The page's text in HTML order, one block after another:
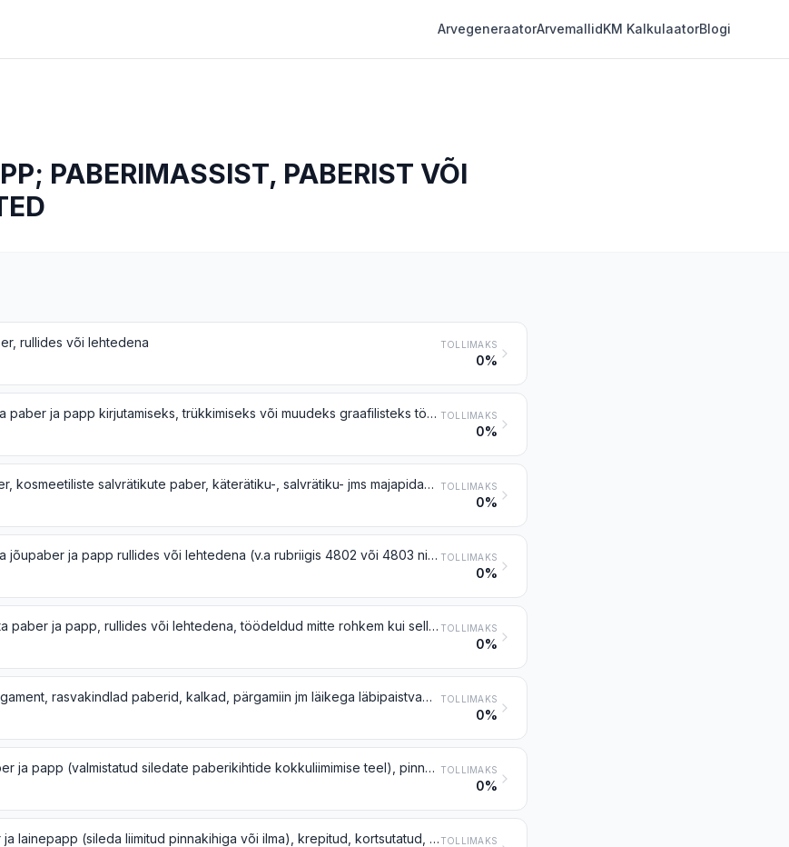
ArvegeneraatorArvemallidKM KalkulaatorBlogi
PABERIMASSIST, PABERIST VÕI
rullides või lehtedena TOLLIMAKS
0%
Pinnakatteta paber ja papp kirjutamiseks, trükkimiseks või muudeks graafilisteks töödeks, perforeerimata perfokaardid ja perfolindimaterjal, rullides või ristkülikukujuliste (k.a ruut) lehtedena, mis tahes formaadis, v.a rubriigis 4801 või 4803 kirjeldatud paber; käsitsi valmistatud paber ja papp TOLLIMAKS
0%
Tualettpaber, kosmeetiliste salvrätikute paber, käterätiku-, salvrätiku- jms majapidamis- või hügieenipaber, tselluloosvatt ja tsellulooskiudkangas, krepitud, kortsutatud, surutrükiga, perforeeritud, värvitud või trükimustrilise pealispinnaga või mitte, rullides või lehtedena TOLLIMAKS
0%
Pinnakatteta jõupaber ja papp rullides või lehtedena (v.a rubriigis 4802 või 4803 nimetatud) TOLLIMAKS
0%
Muu katmata paber ja papp, rullides või lehtedena, töödeldud mitte rohkem kui selle grupi märkuses 3 näidatud ulatuses TOLLIMAKS
0%
Taimne pärgament, rasvakindlad paberid, kalkad, pärgamiin jm läikega läbipaistvad või poolläbipaistvad paberid, rullides või lehtedena TOLLIMAKS
0%
Kihiline paber ja papp (valmistatud siledate paberikihtide kokkuliimimise teel), pinnakatte või immutuseta, tugevdatud või tugevdamata, rullides või lehtedena TOLLIMAKS
0%
Lainepaber ja lainepapp (sileda liimitud pinnakihiga või ilma), krepitud, kortsutatud, surutrükiga või perforeeritud, rullides või lehtedena, v.a rubriigis 4803 kirjeldatud paber TOLLIMAKS